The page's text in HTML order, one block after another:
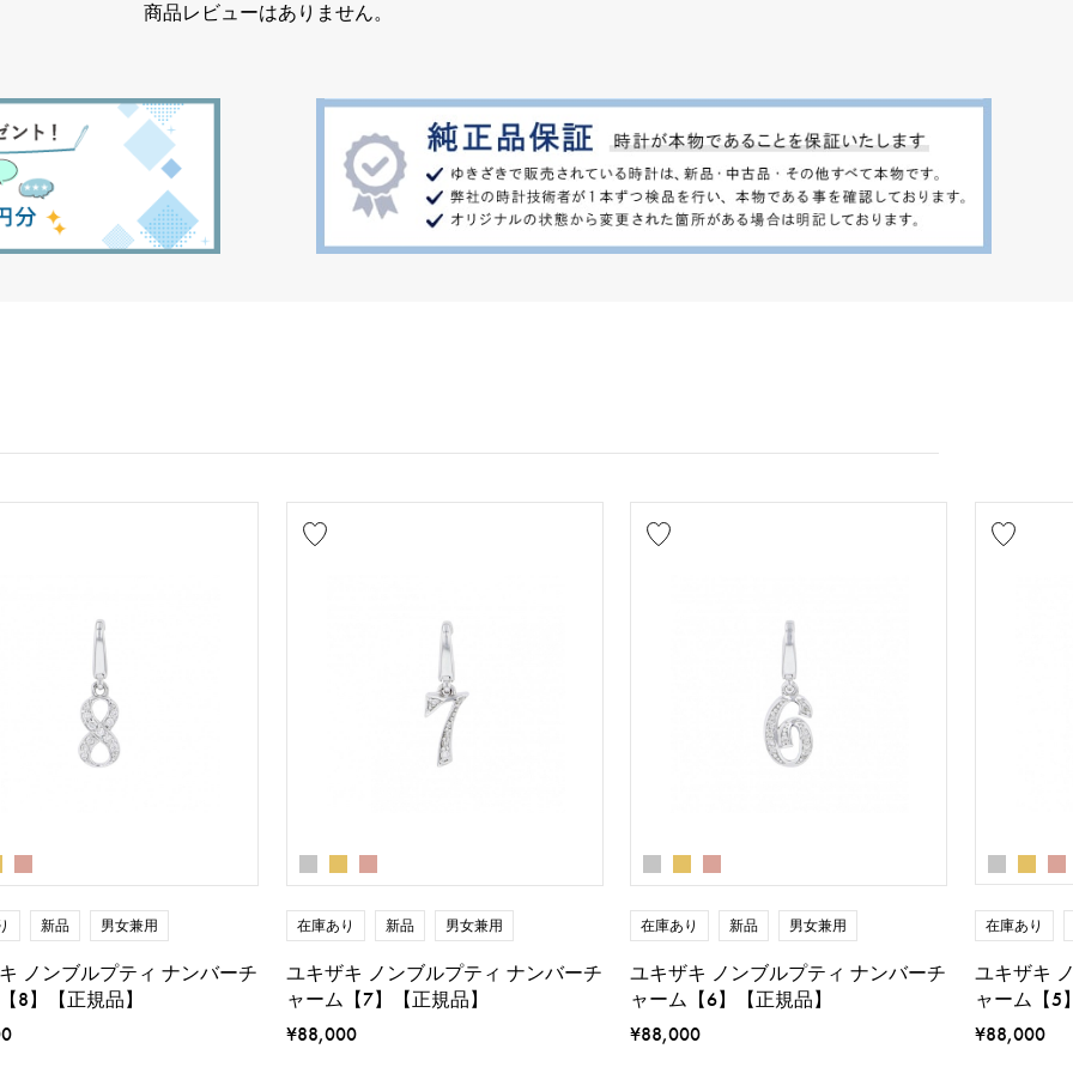
商品レビューはありません。
新品 男女兼用
ノンブルプティ ナンバーチ
8】【正規品】
在庫あり 新品 男女兼用
ユキザキ ノンブルプティ ナンバーチ
ャーム【7】【正規品】
¥88,000
在庫あり 新品 男女兼用
ユキザキ ノンブルプティ ナンバーチ
ャーム【6】【正規品】
¥88,000
在庫あり
ユキザキ
ャーム【5
¥88,000